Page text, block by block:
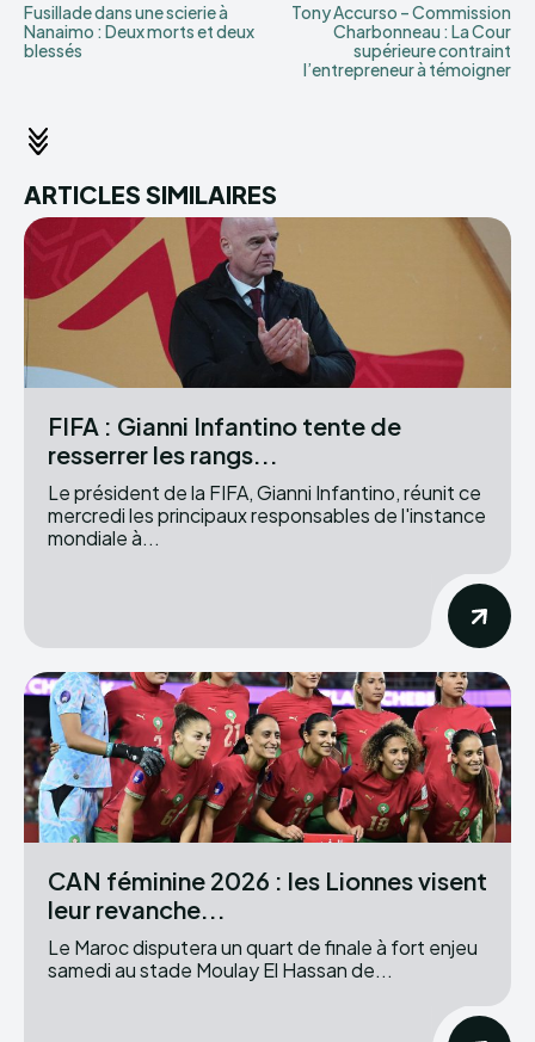
Fusillade dans une scierie à
Nanaimo : Deux morts et deux
blessés
Tony Accurso – Commission
Charbonneau : La Cour
supérieure contraint
l’entrepreneur à témoigner
ARTICLES SIMILAIRES
FIFA : Gianni Infantino tente de
resserrer les rangs...
Le président de la FIFA, Gianni Infantino, réunit ce
mercredi les principaux responsables de l'instance
mondiale à...
CAN féminine 2026 : les Lionnes visent
leur revanche...
Le Maroc disputera un quart de finale à fort enjeu
samedi au stade Moulay El Hassan de...